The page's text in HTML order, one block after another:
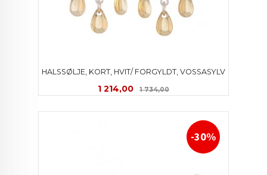
HALSSØLJE, KORT, HVIT/ FORGYLDT, VOSSASYLV
Tilbud
1 214,00 1 734,00Rabatt
-30%